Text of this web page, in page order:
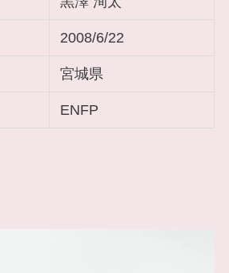
2008/6/22
宮城県
ENFP